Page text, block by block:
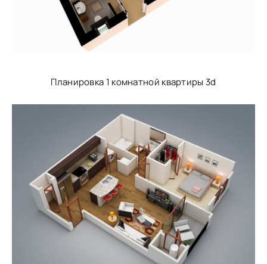
Планировка 1 комнатной квартиры 3d